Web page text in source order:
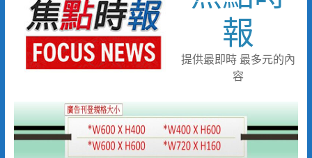
比較、優缺點與電商變現全攻略
曾國城、王心凌、Roland 私下
也愛的深夜台味！傳承一甲子
「東引小吃店」外客都朝聖的國
際級小吃
戰火無情約旦母女護照卡關 移
白海豚逼近！台電鳳山區處提前
部署 1911、APP通報方式一
次看
報
提供最即時 最多元的內
容